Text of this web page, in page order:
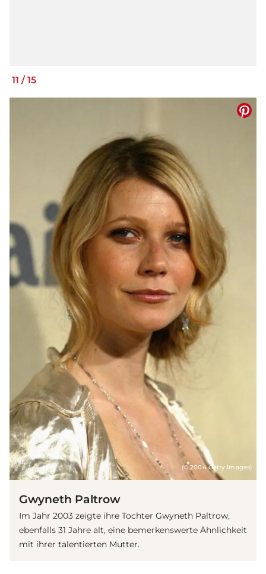
11 /15
(© 2004 Getty Images)
Gwyneth Paltrow
Im Jahr 2003 zeigte ihre Tochter Gwyneth Paltrow,
ebenfalls 31 Jahre alt, eine bemerkenswerte Ähnlichkeit
mit ihrer talentierten Mutter.